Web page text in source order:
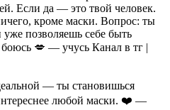
Если да — это твой человек.
кроме маски. Вопрос: ты
позволяешь себе быть
💋 — учусь Канал в тг |
— ты становишься
любой маски. ❤️ —